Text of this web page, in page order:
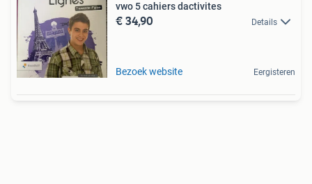
vwo 5 cahiers dactivites
€ 34,90 Details
Bezoek website Eergisteren